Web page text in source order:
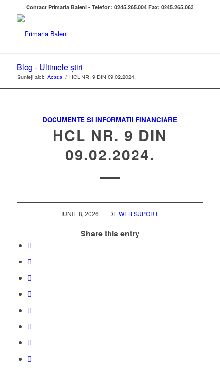
Contact Primaria Baleni - Telefon: 0245.265.004 Fax: 0245.265.063
Blog - Ultimele știri
Sunteți aici: Acasa / HCL NR. 9 DIN 09.02.2024.
DOCUMENTE SI INFORMATII FINANCIARE
HCL NR. 9 DIN
09.02.2024.
IUNIE 8, 2026
/ DEWEB SUPORT
Share this entry